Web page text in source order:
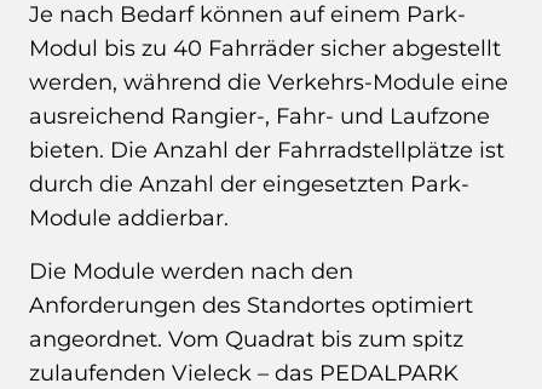
Je nach Bedarf können auf einem Park-
Modul bis zu 40 Fahrräder sicher abgestellt
werden, während die Verkehrs-Module eine
ausreichend Rangier-, Fahr- und Laufzone
bieten. Die Anzahl der Fahrradstellplätze ist
durch die Anzahl der eingesetzten Park-
Module addierbar.
Die Module werden nach den
Anforderungen des Standortes optimiert
angeordnet. Vom Quadrat bis zum spitz
zulaufenden Vieleck – das PEDALPARK